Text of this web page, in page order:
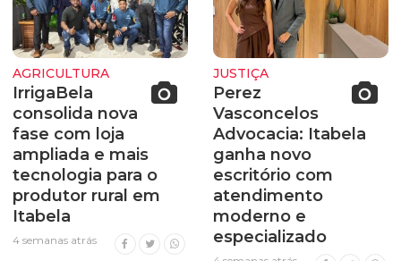
AGRICULTURA
IrrigaBela
consolida nova
fase com loja
ampliada e mais
tecnologia para o
produtor rural em
Itabela
4 semanas atrás
JUSTIÇA
Perez
Vasconcelos
Advocacia: Itabela
ganha novo
escritório com
atendimento
moderno e
especializado